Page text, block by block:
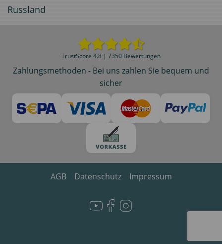
Russland
TrustScore 4.8 | 7350 Bewertungen
Zahlungsmethoden - Bei uns zahlen Sie bequem und
sicher
AGB Datenschutz Impressum